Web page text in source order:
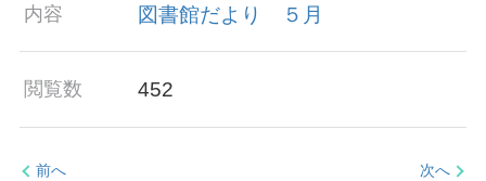
内容 図書館だより ５月
閲覧数 452
前へ 次へ